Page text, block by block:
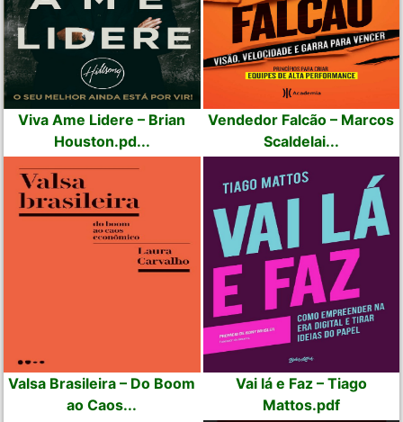
Viva Ame Lidere – Brian
Houston.pd...
Vendedor Falcão – Marcos
Scaldelai...
Valsa Brasileira – Do Boom
ao Caos...
Vai lá e Faz – Tiago
Mattos.pdf